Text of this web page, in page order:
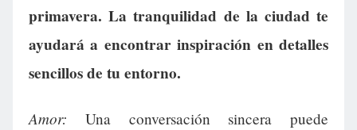
primavera. La tranquilidad de la ciudad te
ayudará a encontrar inspiración en detalles
sencillos de tu entorno.
Amor: Una conversación sincera puede